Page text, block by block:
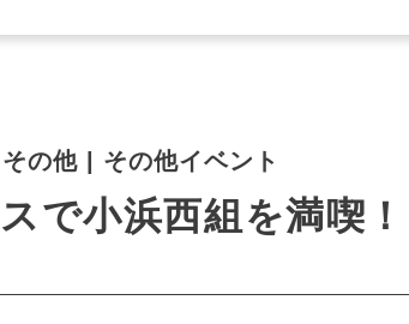
その他 | その他イベント
で小浜西組を満喫